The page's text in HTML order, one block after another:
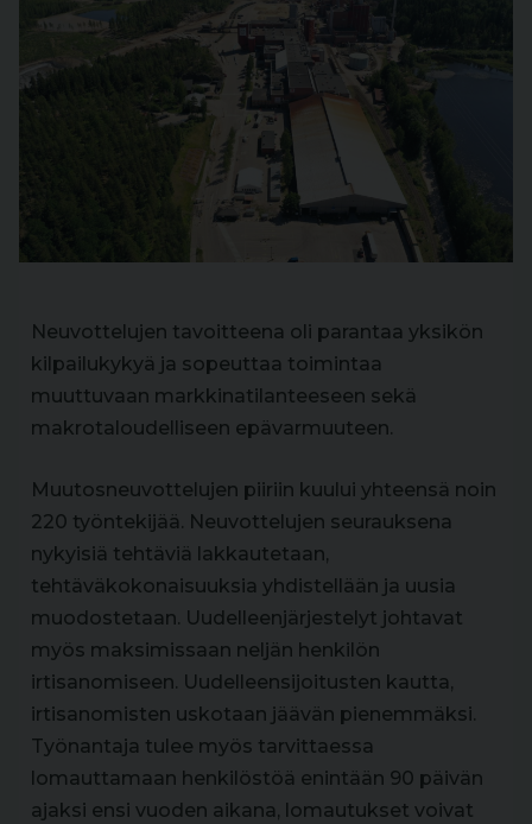
Neuvottelujen tavoitteena oli parantaa yksikön
kilpailukykyä ja sopeuttaa toimintaa
muuttuvaan markkinatilanteeseen sekä
makrotaloudelliseen epävarmuuteen.
Muutosneuvottelujen piiriin kuului yhteensä noin
220 työntekijää. Neuvottelujen seurauksena
nykyisiä tehtäviä lakkautetaan,
tehtäväkokonaisuuksia yhdistellään ja uusia
muodostetaan. Uudelleenjärjestelyt johtavat
myös maksimissaan neljän henkilön
irtisanomiseen. Uudelleensijoitusten kautta,
irtisanomisten uskotaan jäävän pienemmäksi.
Työnantaja tulee myös tarvittaessa
lomauttamaan henkilöstöä enintään 90 päivän
ajaksi ensi vuoden aikana, lomautukset voivat